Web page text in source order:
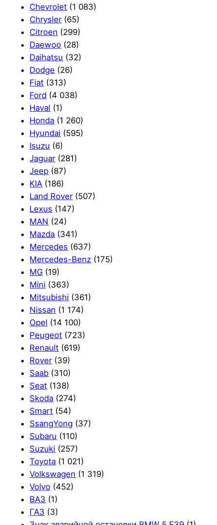
Chevrolet (1 083)
Chrysler (65)
Citroen (299)
Daewoo (28)
Daihatsu (32)
Dodge (26)
Fiat (313)
Ford (4 038)
Haval (1)
Honda (1 260)
Hyundai (595)
Isuzu (6)
Jaguar (281)
Jeep (87)
KIA (186)
Land Rover (507)
Lexus (147)
MAN (24)
Mazda (341)
Mercedes (637)
Mercedes-Benz (175)
MG (19)
Mini (363)
Mitsubishi (361)
Nissan (1 174)
Opel (14 100)
Peugeot (723)
Renault (619)
Rover (39)
Saab (310)
Seat (138)
Skoda (274)
Smart (54)
SsangYong (37)
Subaru (110)
Suzuki (257)
Toyota (1 021)
Volkswagen (1 319)
Volvo (452)
ВАЗ (1)
ГАЗ (3)